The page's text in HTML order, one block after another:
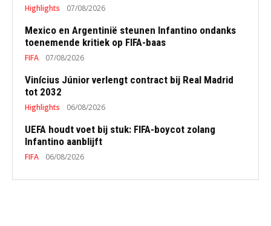
Highlights 07/08/2026
Mexico en Argentinië steunen Infantino ondanks
toenemende kritiek op FIFA-baas
FIFA 07/08/2026
Vinícius Júnior verlengt contract bij Real Madrid
tot 2032
Highlights 06/08/2026
UEFA houdt voet bij stuk: FIFA-boycot zolang
Infantino aanblijft
FIFA 06/08/2026